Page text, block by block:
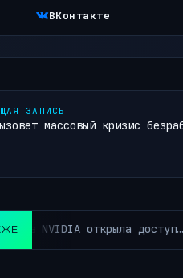
ВКонтакте
ЗАПИСЬ
массовый кризис
больше не кормит